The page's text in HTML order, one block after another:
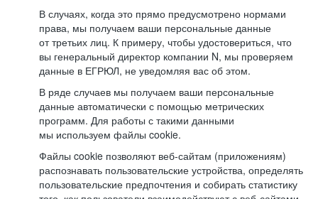
В случаях, когда это прямо предусмотрено нормами
права, мы получаем ваши персональные данные
от третьих лиц. К примеру, чтобы удостовериться, что
вы генеральный директор компании N, мы проверяем
данные в ЕГРЮЛ, не уведомляя вас об этом.
В ряде случаев мы получаем ваши персональные
данные автоматически с помощью метрических
программ. Для работы с такими данными
мы используем файлы cookie.
Файлы cookie позволяют веб-сайтам (приложениям)
распознавать пользовательские устройства, определять
пользовательские предпочтения и собирать статистику